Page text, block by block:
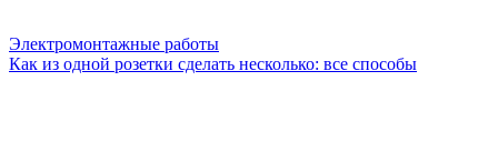
Электромонтажные работы
Как из одной розетки сделать несколько: все способы